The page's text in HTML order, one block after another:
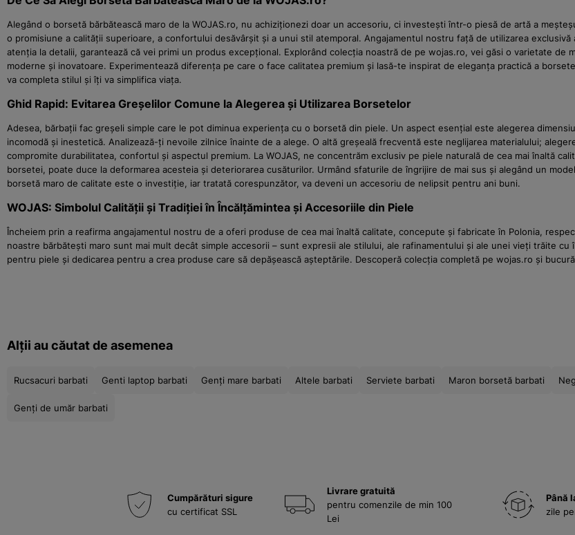
Alegând o borsetă bărbătească maro de la WOJAS.ro, nu achiziționezi doar un accesoriu, ci investești într-o piesă de artă a
o promisiune a calității superioare, a confortului desăvârșit și a unui stil atemporal. Angajamentul nostru față de utilizarea
atenția la detalii, garantează că vei primi un produs excepțional. Explorând colecția noastră de pe wojas.ro, vei găsi o varietate
moderne și inovatoare. Experimentează diferența pe care o face calitatea premium și lasă-te inspirat de eleganța practică a
va completa stilul și îți va simplifica viața.
Ghid Rapid: Evitarea Greșelilor Comune la Alegerea și Utilizarea Borsetelor
Adesea, bărbații fac greșeli simple care le pot diminua experiența cu o borsetă din piele. Un aspect esențial este alegerea
incomodă și inestetică. Analizează-ți nevoile zilnice înainte de a alege. O altă greșeală frecventă este neglijarea materialului;
compromite durabilitatea, confortul și aspectul premium. La WOJAS, ne concentrăm exclusiv pe piele naturală de cea mai înaltă
borsetei, poate duce la deformarea acesteia și deteriorarea cusăturilor. Urmând sfaturile de îngrijire de mai sus și alegând un
borsetă maro de calitate este o investiție, iar tratată corespunzător, va deveni un accesoriu de nelipsit pentru ani buni.
WOJAS: Simbolul Calității și Tradiției în Încălțămintea și Accesoriile din Piele
Încheiem prin a reafirma angajamentul nostru de a oferi produse de cea mai înaltă calitate, concepute și fabricate în Polonia,
noastre bărbătești maro sunt mai mult decât simple accesorii – sunt expresii ale stilului, ale rafinamentului și ale unei vieți trăite
pentru piele și dedicarea pentru a crea produse care să depășească așteptările. Descoperă colecția completă pe wojas.ro și
Alții au căutat de asemenea
Rucsacuri barbati Genti laptop barbati Genți mare barbati Altele barbati Serviete barbati Maron borsetă barbati
Genți de umăr barbati
Cumpărături sigure
cu certificat SSL
Livrare gratuită
pentru comenzile de min 100
Lei
Până
zile